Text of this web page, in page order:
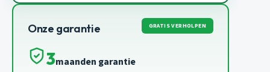
Onze garantie GRATIS VERHOLPEN
3maanden garantie